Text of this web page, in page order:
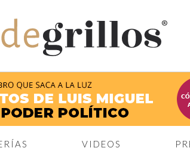
®
VIDEOS